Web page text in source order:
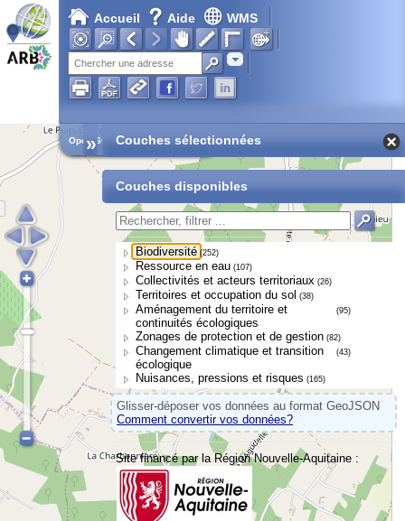
Accueil Aide WMS
Adresse
Open Street Map
» Couches sélectionnées
Couches disponibles
Biodiversité (252)
Ressource en eau (107)
Collectivités et acteurs territoriaux (26)
Territoires et occupation du sol (38)
Aménagement du territoire et
continuités écologiques
(95)
Zonages de protection et de gestion (82)
Changement climatique et transition
écologique
(43)
Nuisances, pressions et risques (165)
Glisser-déposer vos données au format GeoJSON
Comment convertir vos données?
Site financé par la Région Nouvelle-Aquitaine :